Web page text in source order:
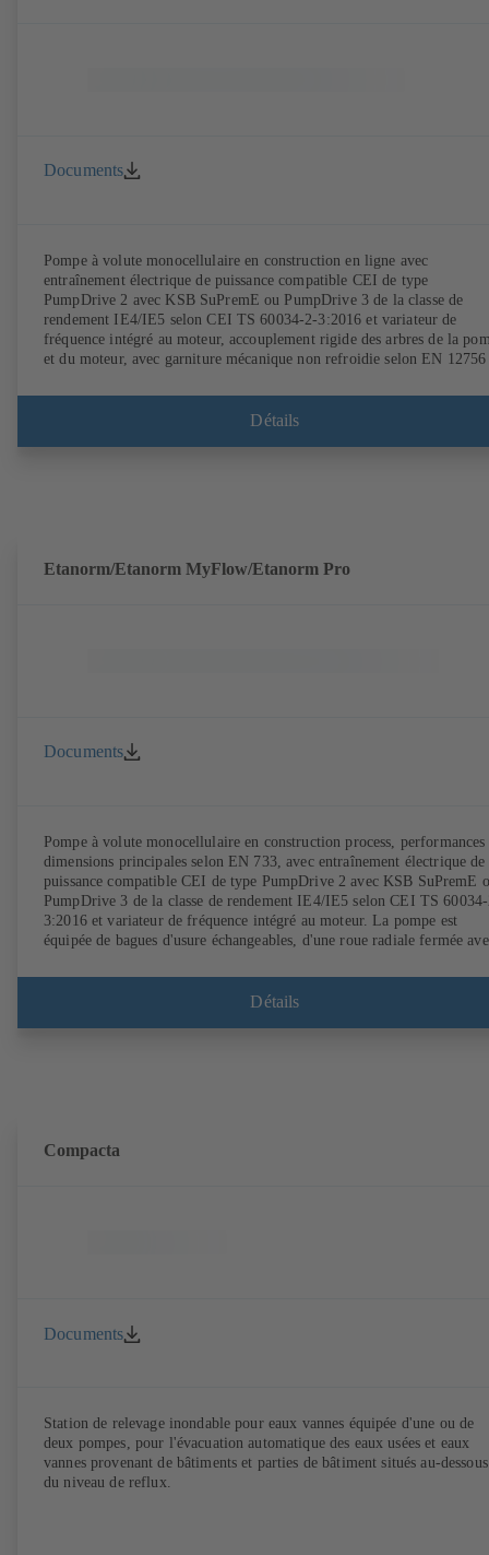
Documents
Pompe à volute monocellulaire en construction en ligne avec
entraînement électrique de puissance compatible CEI de type
PumpDrive 2 avec KSB SuPremE ou PumpDrive 3 de la classe de
rendement IE4/IE5 selon CEI TS 60034-2-3:2016 et variateur de
fréquence intégré au moteur, accouplement rigide des arbres de la
et du moteur, avec garniture mécanique non refroidie selon EN 12756
Points de fixation selon la norme CEI 60072, dimensions extérieures
suivant DIN V 42673 (07-2011). Version ATEX disponible. Bien en
Détails
Etanorm/Etanorm MyFlow/Etanorm Pro
Documents
Pompe à volute monocellulaire en construction process, performances
dimensions principales selon EN 733, avec entraînement électrique de
puissance compatible CEI de type PumpDrive 2 avec KSB SuPremE
PumpDrive 3 de la classe de rendement IE4/IE5 selon CEI TS
3:2016 et variateur de fréquence intégré au moteur. La pompe est
équipée de bagues d'usure échangeables, d'une roue radiale fermée
selon EN 12756. Arbre au droit de la garniture d'étanchéité d'arbre
chemise d'arbre sous garniture échangeable. La construction process
Détails
Compacta
Documents
Station de relevage inondable pour eaux vannes équipée d'une ou de
deux pompes, pour l'évacuation automatique des eaux usées et eaux
vannes provenant de bâtiments et parties de bâtiment situés au-dessous
du niveau de reflux.